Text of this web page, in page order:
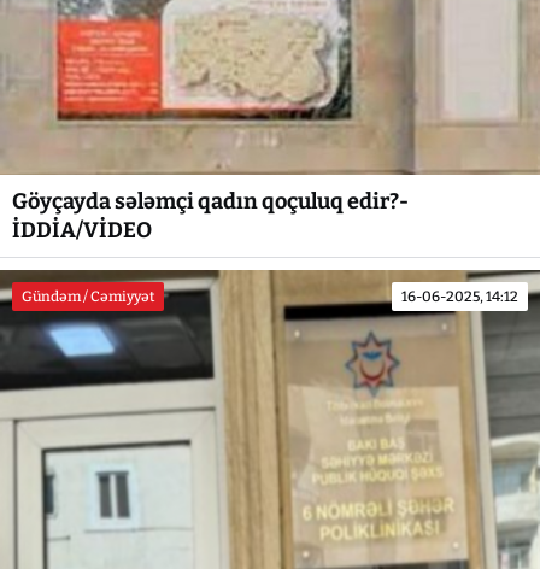
Göyçayda sələmçi qadın qoçuluq edir?-
İDDİA/VİDEO
Gündəm / Cəmiyyət 16-06-2025, 14:12